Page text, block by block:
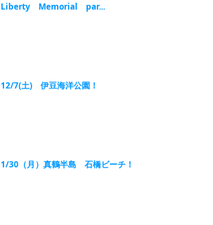
Liberty Memorial par...
12/7(土) 伊豆海洋公園！
1/30（月）真鶴半島 石橋ビーチ！